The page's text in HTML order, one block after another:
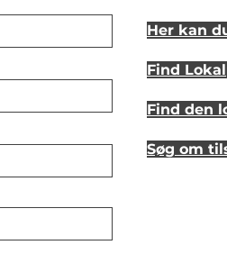
Her kan
Find
Find den
Søg om